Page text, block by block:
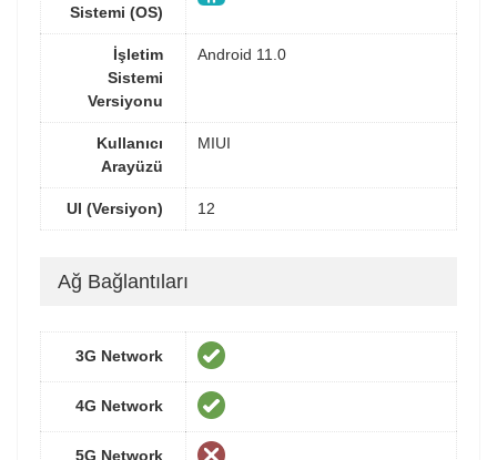
Sistemi (OS)
İşletim
Sistemi
Versiyonu
Android 11.0
Kullanıcı
Arayüzü
MIUI
UI (Versiyon) 12
Ağ Bağlantıları
3G Network
4G Network
5G Network